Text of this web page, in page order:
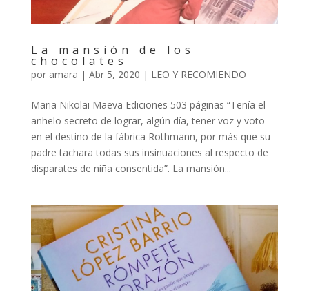
La mansión de los
chocolates
por amara | Abr 5, 2020 | LEO Y RECOMIENDO
Maria Nikolai Maeva Ediciones 503 páginas “Tenía el
anhelo secreto de lograr, algún día, tener voz y voto
en el destino de la fábrica Rothmann, por más que su
padre tachara todas sus insinuaciones al respecto de
disparates de niña consentida”. La mansión...